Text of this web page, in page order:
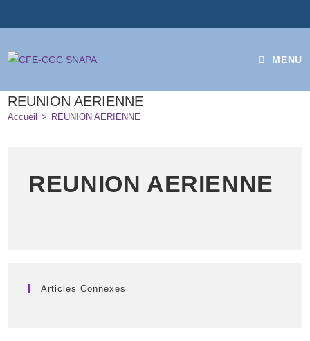
MENU
REUNION AERIENNE
Accueil > REUNION AERIENNE
REUNION AERIENNE
Articles Connexes